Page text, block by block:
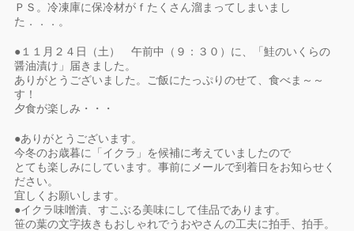
ＰＳ。冷凍庫に保冷材がｆたくさん溜まってしまいまし
た．．．。
●１１月２４日（土） 午前中（９：３０）に、「鮭のいくらの
醤油漬け」届きました。
ありがとうございました。ご飯にたっぷりのせて、食べま～～
す！
夕食が楽しみ・・・
●ありがとうございます。
今冬のお歳暮に「イクラ」を候補に考えていましたので
とても楽しみにしています。事前にメールで到着日をお知らせく
ださい。
宜しくお願いします。
●イクラ味噌漬、すこぶる美味にして佳品であります。
笹の葉の文字抜きもおしゃれでうおやさんの工夫に拍手、拍手。